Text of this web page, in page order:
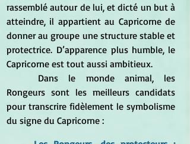
rassemblé autour de lui, et dicté un but à
atteindre, il appartient au Capricorne de
donner au groupe une structure stable et
protectrice. D’apparence plus humble, le
Capricorne est tout aussi ambitieux.
Rongeurs sont les meilleurs candidats
pour transcrire fidèlement le symbolisme
du signe du Capricorne :